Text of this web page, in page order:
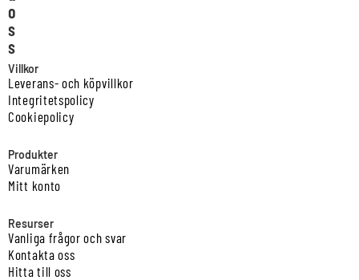
o
s
s
Villkor
Leverans- och köpvillkor
Integritetspolicy
Cookiepolicy
Produkter
Varumärken
Mitt konto
Resurser
Vanliga frågor och svar
Kontakta oss
Hitta till oss